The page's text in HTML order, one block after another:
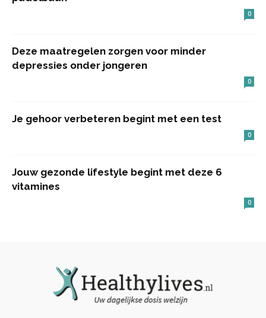
0
Deze maatregelen zorgen voor minder
depressies onder jongeren
0
Je gehoor verbeteren begint met een test
0
Jouw gezonde lifestyle begint met deze 6
vitamines
0